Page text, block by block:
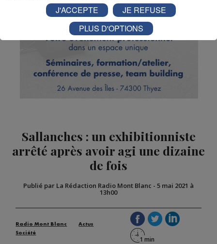
Sallanches : un exhibitionniste
arrêté après avoir agi une dizaine
de fois
Publié par La Rédaction Radio Mont Blanc - 5 mai 2021 à
13h00
Radio Mont Blanc
Actus
Société
J'ACCEPTE
JE REFUSE
PLUS D'OPTIONS